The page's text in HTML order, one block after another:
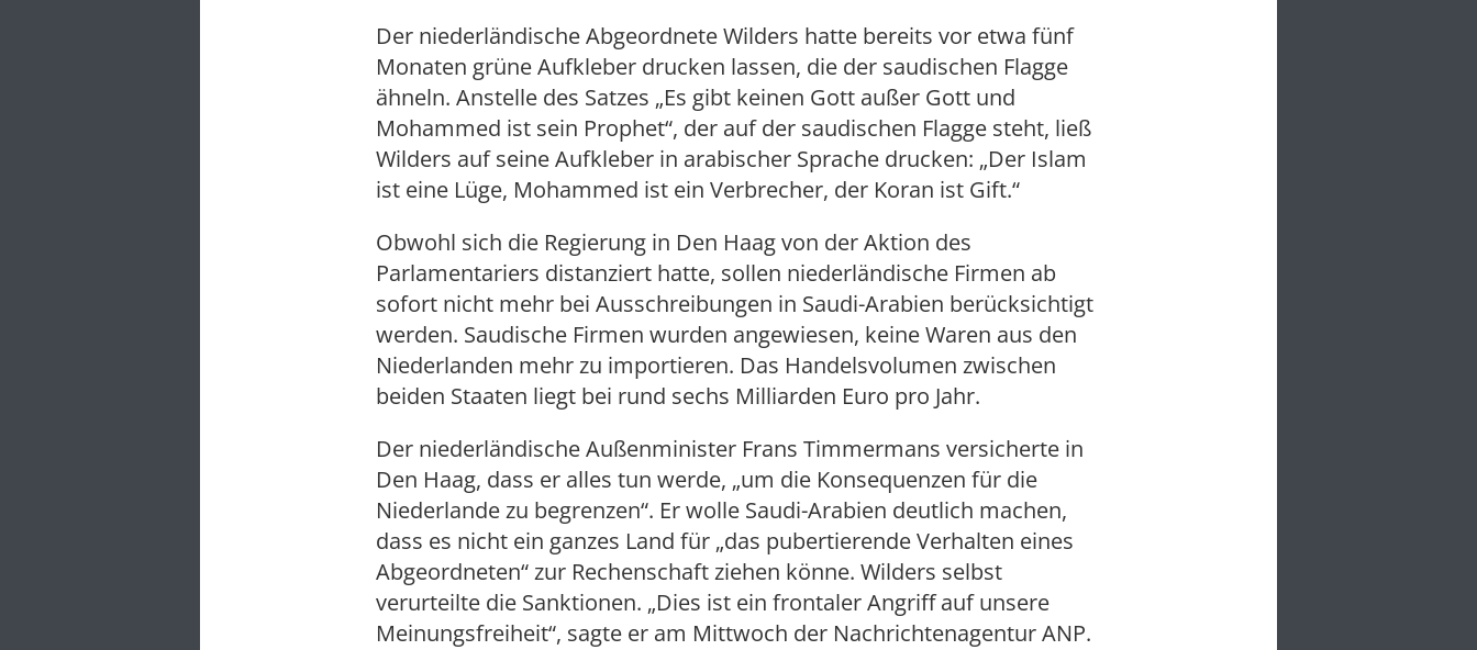
Der niederländische Abgeordnete Wilders hatte bereits vor etwa fünf
Monaten grüne Aufkleber drucken lassen, die der saudischen Flagge
ähneln. Anstelle des Satzes „Es gibt keinen Gott außer Gott und
Mohammed ist sein Prophet“, der auf der saudischen Flagge steht, ließ
Wilders auf seine Aufkleber in arabischer Sprache drucken: „Der Islam
ist eine Lüge, Mohammed ist ein Verbrecher, der Koran ist Gift.“
Obwohl sich die Regierung in Den Haag von der Aktion des
Parlamentariers distanziert hatte, sollen niederländische Firmen ab
sofort nicht mehr bei Ausschreibungen in Saudi-Arabien berücksichtigt
werden. Saudische Firmen wurden angewiesen, keine Waren aus den
Niederlanden mehr zu importieren. Das Handelsvolumen zwischen
beiden Staaten liegt bei rund sechs Milliarden Euro pro Jahr.
Der niederländische Außenminister Frans Timmermans versicherte in
Den Haag, dass er alles tun werde, „um die Konsequenzen für die
Niederlande zu begrenzen“. Er wolle Saudi-Arabien deutlich machen,
dass es nicht ein ganzes Land für „das pubertierende Verhalten eines
Abgeordneten“ zur Rechenschaft ziehen könne. Wilders selbst
verurteilte die Sanktionen. „Dies ist ein frontaler Angriff auf unsere
Meinungsfreiheit“, sagte er am Mittwoch der Nachrichtenagentur ANP.